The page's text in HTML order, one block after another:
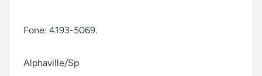
Fone: 4193-5069.
Alphaville/Sp